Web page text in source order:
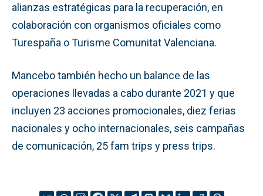
alianzas estratégicas para la recuperación, en
colaboración con organismos oficiales como
Turespaña o Turisme Comunitat Valenciana.
Mancebo también hecho un balance de las
operaciones llevadas a cabo durante 2021 y que
incluyen 23 acciones promocionales, diez ferias
nacionales y ocho internacionales, seis campañas
de comunicación, 25 fam trips y press trips.